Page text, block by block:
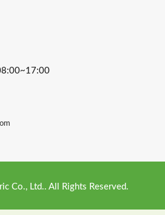
Co., Ltd.. All Rights Reserved.